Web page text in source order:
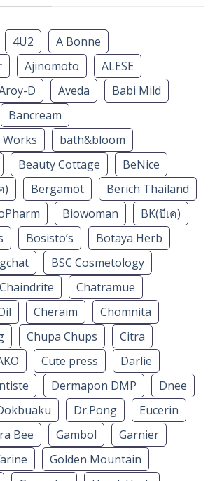
4U2
A Bonne
Ajinomoto
ALESE
D Aveda
Babi Mild
Bancream
Works
bath&bloom
Beauty Cottage
BeNice
)
Bergamot
Berich Thailand
Biowoman
BK(บีเค)
Bosisto’s
Botaya Herb
BSC Cosmetology
Chaindrite
Chatramue
Cheraim
Chomnita
Chupa Chups
Citra
Cute press
Darlie
Dermapon DMP
Dnee
Dr.Pong
Eucerin
Bee Gambol
Garnier
Golden Mountain